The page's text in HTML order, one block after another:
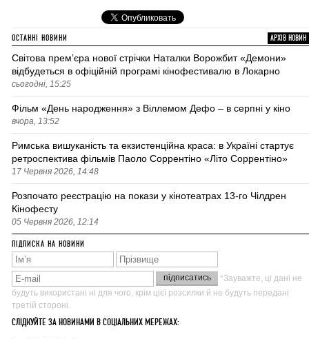
ОСТАННІ НОВИНИ АРХІВ НОВИН
Світова премʼєра нової стрічки Наталки Ворожбит «Демони»
відбудеться в офіційній програмі кінофестивалю в Локарно
сьогодні, 15:25
Фільм «День народження» з Віллемом Дефо – в серпні у кіно
вчора, 13:52
Римська вишуканість та екзистенційна краса: в Україні стартує
ретроспектива фільмів Паоло Соррентіно «Літо Соррентіно»
17 Червня 2026, 14:48
Розпочато реєстрацію на покази у кінотеатрах 13-го Чілдрен
Кінофесту
05 Червня 2026, 12:14
ПІДПИСКА НА НОВИНИ
*Зауважте, ці дані не
будуть використані ні для чого, крім цієї розсилки й не будуть передані
третій стороні.
СЛІДКУЙТЕ ЗА НОВИНАМИ В СОЦІАЛЬНИХ МЕРЕЖАХ: